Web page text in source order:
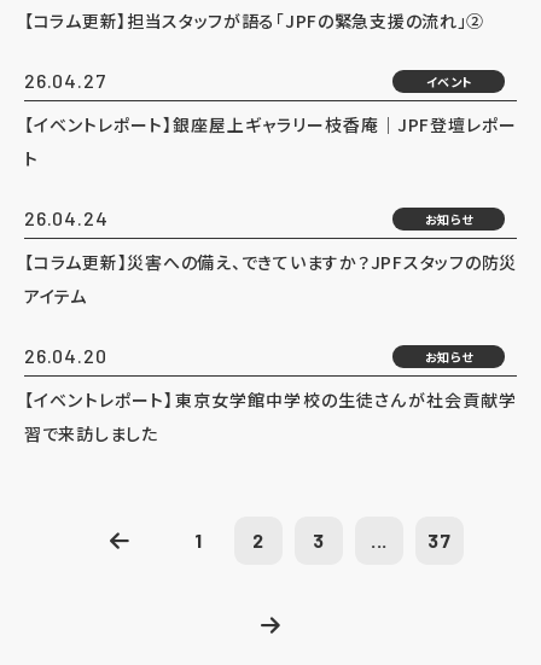
【コラム更新】担当スタッフが語る「JPFの緊急支援の流れ」②
26.04.27 イベント
【イベントレポート】銀座屋上ギャラリー枝香庵｜JPF登壇レポー
ト
26.04.24 お知らせ
【コラム更新】災害への備え、できていますか？JPFスタッフの防災
アイテム
26.04.20 お知らせ
【イベントレポート】東京女学館中学校の生徒さんが社会貢献学
習で来訪しました
1 2 3 ... 37